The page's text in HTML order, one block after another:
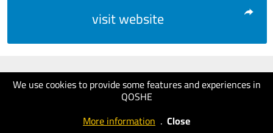
We use cookies to provide some features and experiences in
QOSHE
More information . Close
visit website